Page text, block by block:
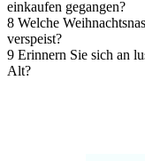
einkaufen gegangen?
8 Welche
verspeist?
9 Erinnern Sie sich an
Alt?